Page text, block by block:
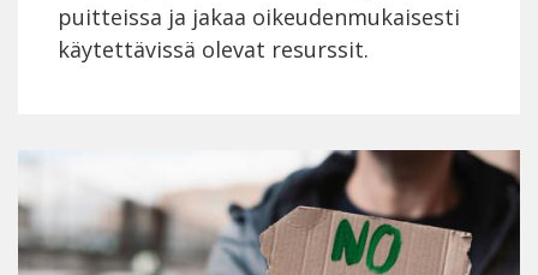
puitteissa ja jakaa oikeudenmukaisesti
käytettävissä olevat resurssit.